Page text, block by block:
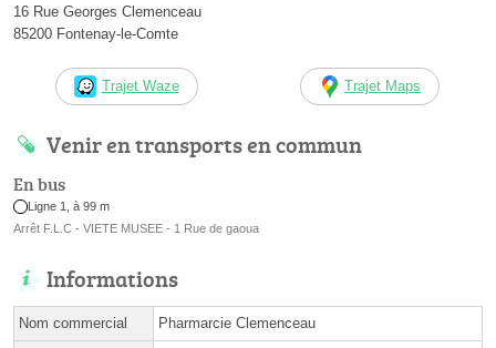
16 Rue Georges Clemenceau
85200 Fontenay-le-Comte
Trajet Waze Trajet Maps
Venir en transports en commun
En bus
Ligne 1, à 99 m
Arrêt F.L.C - VIETE MUSEE - 1 Rue de gaoua
Informations
Nom commercial Pharmarcie Clemenceau